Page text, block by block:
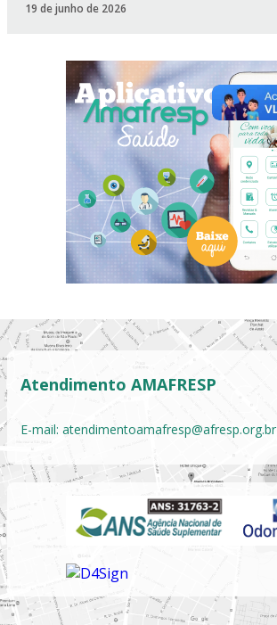
19 de junho de 2026
Atendimento AMAFRESP
E-mail: atendimentoamafresp@afresp.org.br